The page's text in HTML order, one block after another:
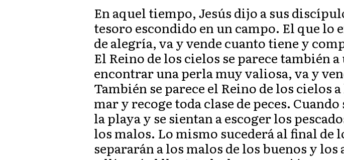
En aquel tiempo, Jesús dijo a sus
tesoro escondido en un campo. El que lo
de alegría, va y vende cuanto tiene y
El Reino de los cielos se parece también
encontrar una perla muy valiosa, va y
También se parece el Reino de los cielos
mar y recoge toda clase de peces.
la playa y se sientan a escoger los
los malos. Lo mismo sucederá al final de
separarán a los malos de los buenos y